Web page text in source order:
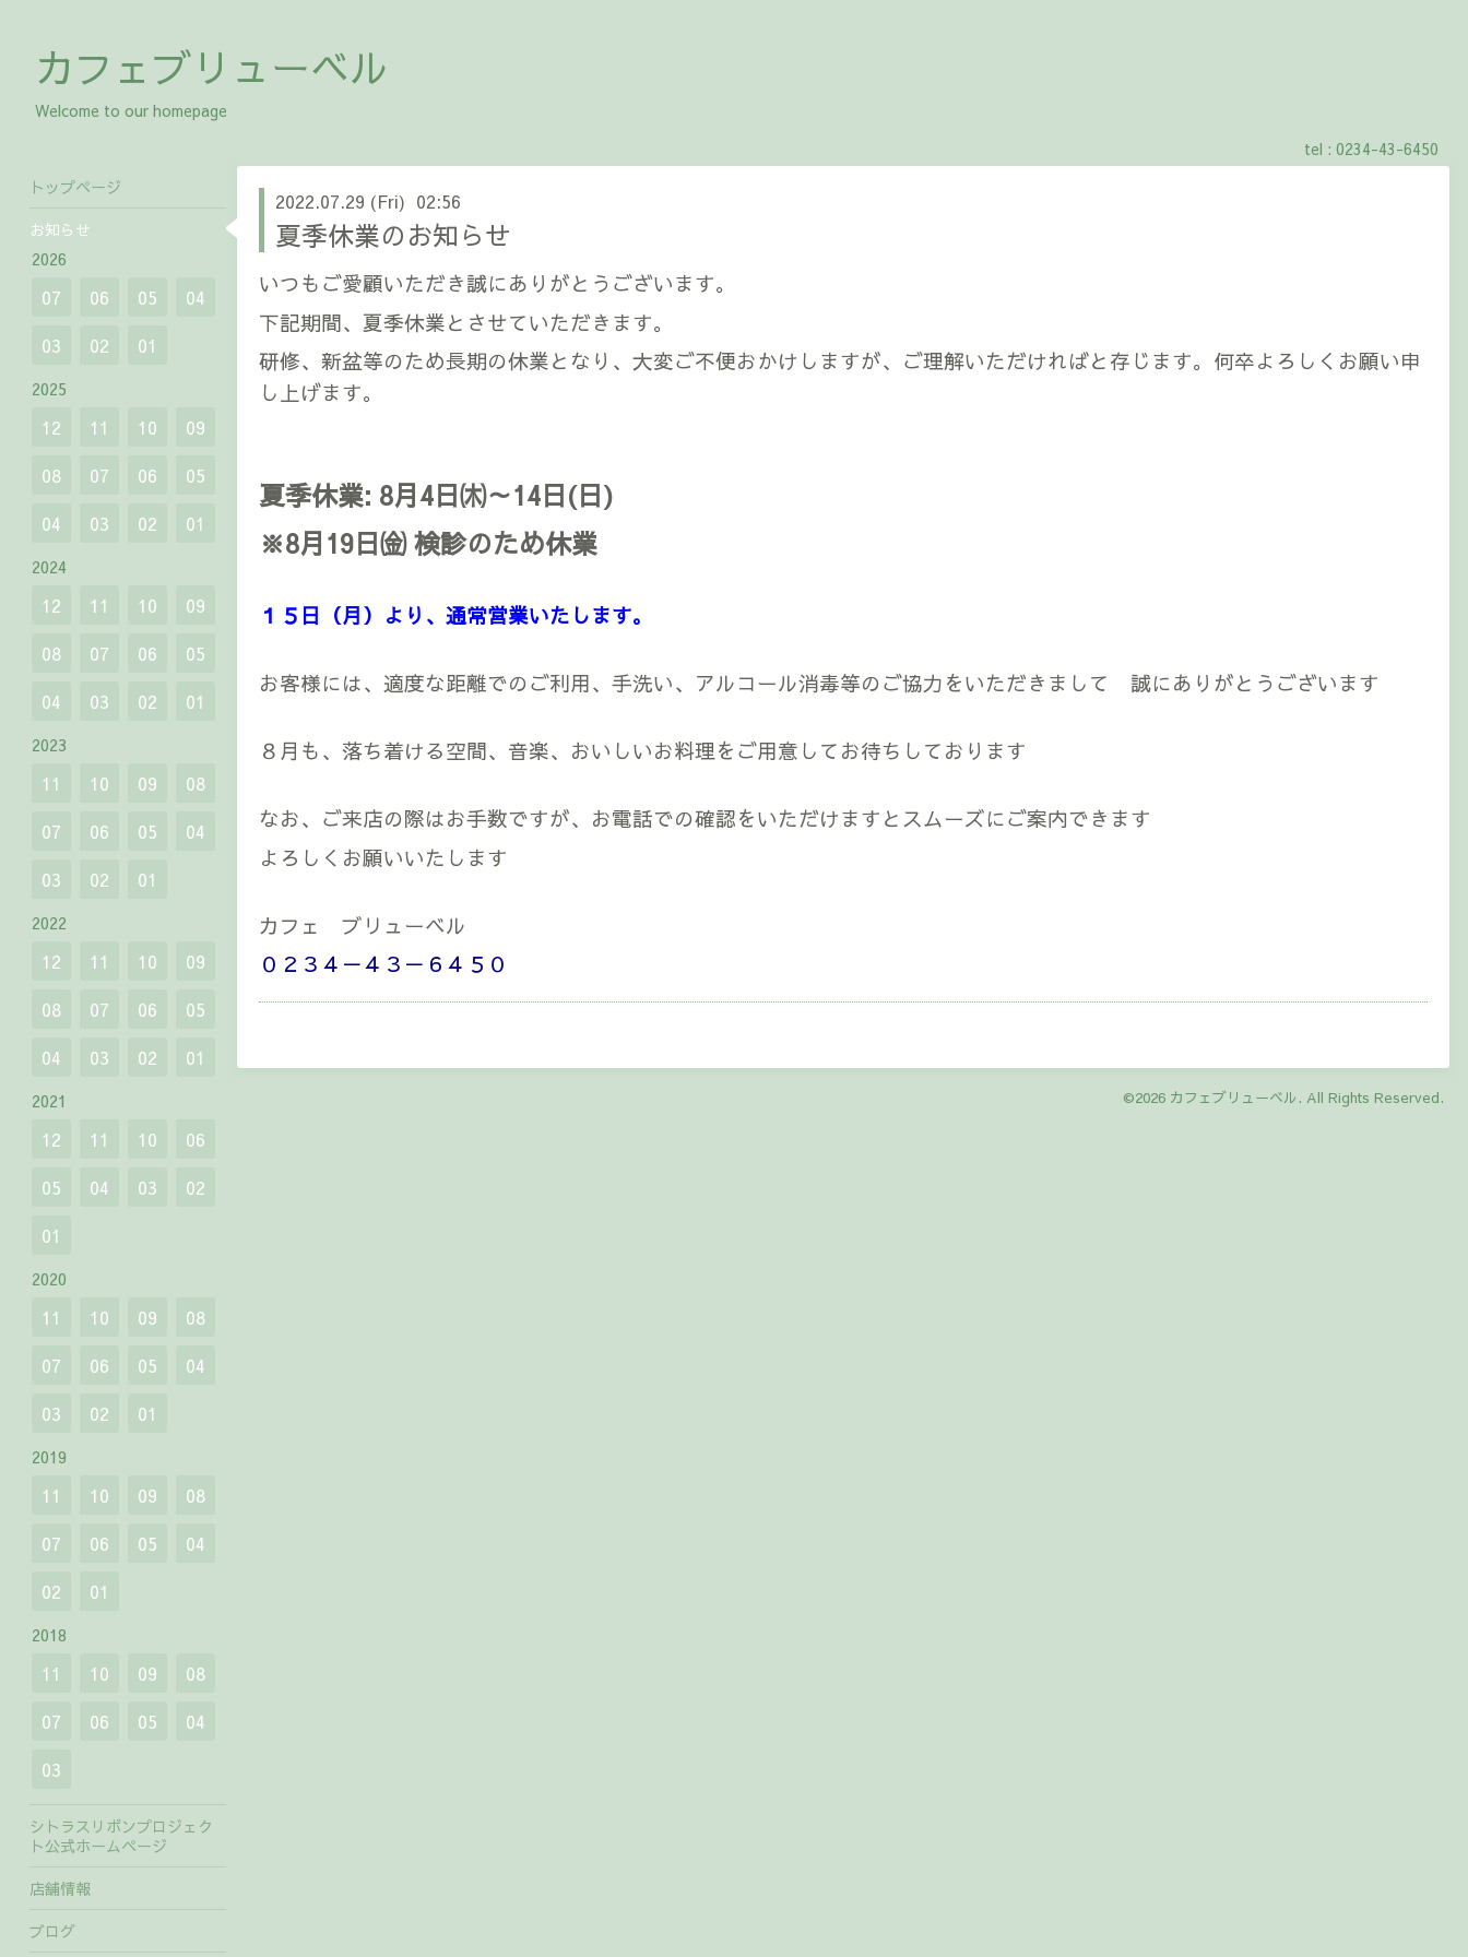
カフェブリューベル
Welcome to our homepage
tel : 0234-43-6450
2022.07.29 (Fri) 02:56
夏季休業のお知らせ
いつもご愛顧いただき誠にありがとうございます。
下記期間、夏季休業とさせていただきます。
研修、新盆等のため長期の休業となり、大変ご不便おかけしますが、ご理解いただければと存じます。何卒よろしくお願い申
し上げます。
夏季休業: 8月4日㈭～14日(日)
※8月19日㈮ 検診のため休業
１５日（月）より、通常営業いたします。
お客様には、適度な距離でのご利用、手洗い、アルコール消毒等のご協力をいただきまして 誠にありがとうございます
８月も、落ち着ける空間、音楽、おいしいお料理をご用意してお待ちしております
なお、ご来店の際はお手数ですが、お電話での確認をいただけますとスムーズにご案内できます
よろしくお願いいたします
カフェ ブリューベル
０２３４－４３－６４５０
©2026 カフェブリューベル. All Rights Reserved.
トップページ
お知らせ
2026
07 06 05
04
03
02 01
2025
12 11 10
09
08
07 06
05
04
03 02 01
2024
12 11 10
09
08
07 06
05
04
03 02 01
2023
11 10 09
08
07
06 05
04
03
02 01
2022
12 11 10
09
08
07 06
05
04
03 02 01
2021
12 11 10
06
05
04 03
02
01
2020
11 10 09
08
07
06 05
04
03
02 01
2019
11 10 09
08
07
06 05
04
02
01
2018
11 10 09
08
07
06 05
04
03
シトラスリボンプロジェク
ト公式ホームページ
店舗情報
ブログ